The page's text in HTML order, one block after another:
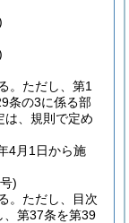
。 ただし、第1
条の3に係る部
は、規則で定め
4月1日から施
)
。 ただし、目次
、第37条を第39